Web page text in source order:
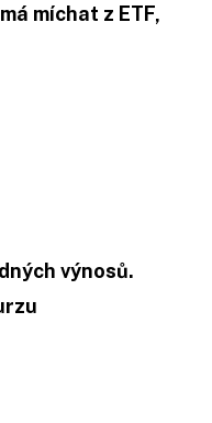
míchat z ETF,
výnosů.